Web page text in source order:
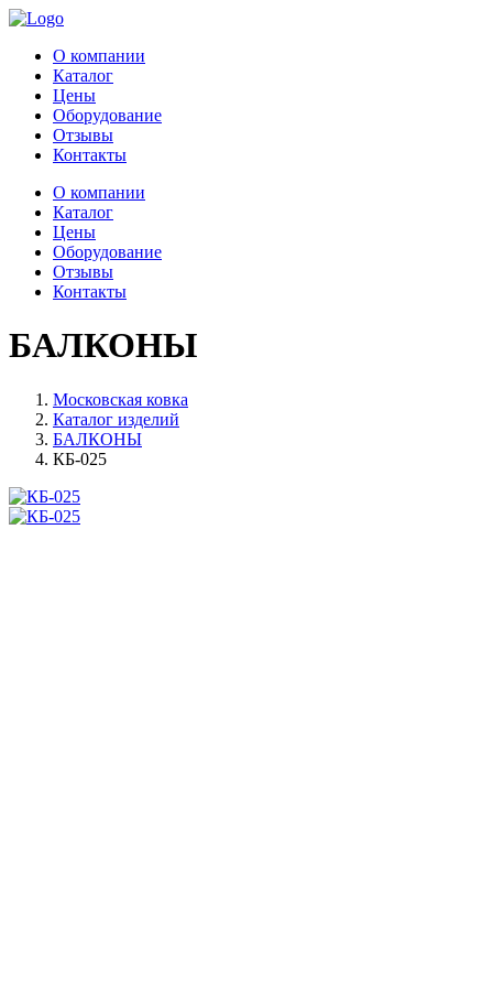
О компании
Каталог
Цены
Оборудование
Отзывы
Контакты
О компании
Каталог
Цены
Оборудование
Отзывы
Контакты
БАЛКОНЫ
Московская ковка
Каталог изделий
БАЛКОНЫ
КБ-025